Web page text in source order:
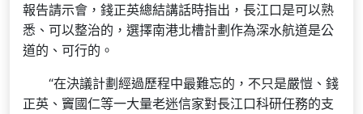
報告請示會，錢正英總結講話時指出，長江口是可以熟
悉、可以整治的，選擇南港北槽計劃作為深水航道是公
道的、可行的。
“在決議計劃經過歷程中最難忘的，不只是嚴愷、錢
正英、竇國仁等一大量老迷信家對長江口科研任務的支